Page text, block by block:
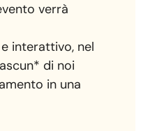
verrà
interattivo, nel
di noi
in una